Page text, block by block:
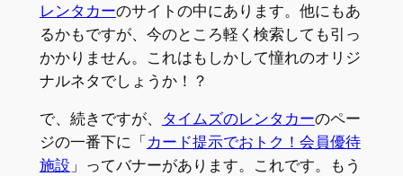
レンタカーのサイトの中にあります。他にもあ
るかもですが、今のところ軽く検索しても引っ
かかりません。これはもしかして憧れのオリジ
ナルネタでしょうか！？
で、続きですが、 タイムズのレンタカーのペー
ジの一番下に「 カード提示でおトク！会員優待
施設 」ってバナーがあります。これです。もう